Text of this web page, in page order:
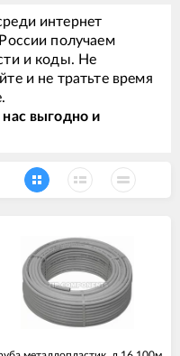
интернет
получаем
и коды. Не
и не тратьте время
выгодно и